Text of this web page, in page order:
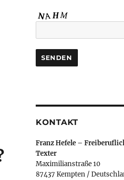
KONTAKT
Franz Hefele –
Texter
Maximilianstraße 10
87437 Kempten /